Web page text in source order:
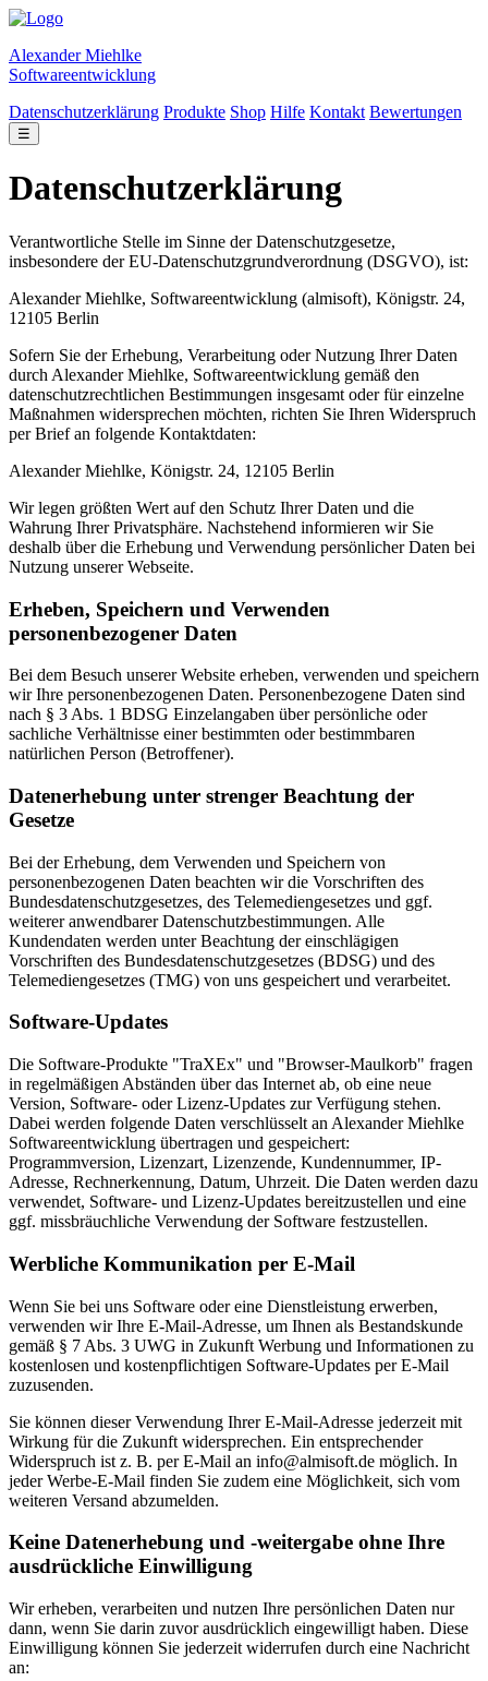
Alexander Miehlke
Softwareentwicklung
Datenschutzerklärung Produkte Shop Hilfe Kontakt Bewertungen
☰
Datenschutzerklärung
Verantwortliche Stelle im Sinne der Datenschutzgesetze,
insbesondere der EU-Datenschutzgrundverordnung (DSGVO), ist:
Alexander Miehlke, Softwareentwicklung (almisoft), Königstr. 24,
12105 Berlin
Sofern Sie der Erhebung, Verarbeitung oder Nutzung Ihrer Daten
durch Alexander Miehlke, Softwareentwicklung gemäß den
datenschutzrechtlichen Bestimmungen insgesamt oder für einzelne
Maßnahmen widersprechen möchten, richten Sie Ihren Widerspruch
per Brief an folgende Kontaktdaten:
Alexander Miehlke, Königstr. 24, 12105 Berlin
Wir legen größten Wert auf den Schutz Ihrer Daten und die
Wahrung Ihrer Privatsphäre. Nachstehend informieren wir Sie
deshalb über die Erhebung und Verwendung persönlicher Daten bei
Nutzung unserer Webseite.
Erheben, Speichern und Verwenden
personenbezogener Daten
Bei dem Besuch unserer Website erheben, verwenden und speichern
wir Ihre personenbezogenen Daten. Personenbezogene Daten sind
nach § 3 Abs. 1 BDSG Einzelangaben über persönliche oder
sachliche Verhältnisse einer bestimmten oder bestimmbaren
natürlichen Person (Betroffener).
Datenerhebung unter strenger Beachtung der
Gesetze
Bei der Erhebung, dem Verwenden und Speichern von
personenbezogenen Daten beachten wir die Vorschriften des
Bundesdatenschutzgesetzes, des Telemediengesetzes und ggf.
weiterer anwendbarer Datenschutzbestimmungen. Alle
Kundendaten werden unter Beachtung der einschlägigen
Vorschriften des Bundesdatenschutzgesetzes (BDSG) und des
Telemediengesetzes (TMG) von uns gespeichert und verarbeitet.
Software-Updates
Die Software-Produkte "TraXEx" und "Browser-Maulkorb" fragen
in regelmäßigen Abständen über das Internet ab, ob eine neue
Version, Software- oder Lizenz-Updates zur Verfügung stehen.
Dabei werden folgende Daten verschlüsselt an Alexander Miehlke
Softwareentwicklung übertragen und gespeichert:
Programmversion, Lizenzart, Lizenzende, Kundennummer, IP-
Adresse, Rechnerkennung, Datum, Uhrzeit. Die Daten werden dazu
verwendet, Software- und Lizenz-Updates bereitzustellen und eine
ggf. missbräuchliche Verwendung der Software festzustellen.
Werbliche Kommunikation per E-Mail
Wenn Sie bei uns Software oder eine Dienstleistung erwerben,
verwenden wir Ihre E-Mail-Adresse, um Ihnen als Bestandskunde
gemäß § 7 Abs. 3 UWG in Zukunft Werbung und Informationen zu
kostenlosen und kostenpflichtigen Software-Updates per E-Mail
zuzusenden.
Sie können dieser Verwendung Ihrer E-Mail-Adresse jederzeit mit
Wirkung für die Zukunft widersprechen. Ein entsprechender
Widerspruch ist z. B. per E-Mail an info@almisoft.de möglich. In
jeder Werbe-E-Mail finden Sie zudem eine Möglichkeit, sich vom
weiteren Versand abzumelden.
Keine Datenerhebung und -weitergabe ohne Ihre
ausdrückliche Einwilligung
Wir erheben, verarbeiten und nutzen Ihre persönlichen Daten nur
dann, wenn Sie darin zuvor ausdrücklich eingewilligt haben. Diese
Einwilligung können Sie jederzeit widerrufen durch eine Nachricht
an: